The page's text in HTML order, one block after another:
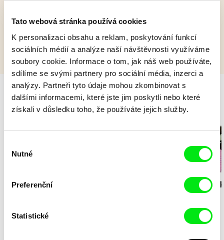
Tato webová stránka používá cookies
K personalizaci obsahu a reklam, poskytování funkcí
sociálních médií a analýze naší návštěvnosti využíváme
soubory cookie. Informace o tom, jak náš web používáte,
sdílíme se svými partnery pro sociální média, inzerci a
analýzy. Partneři tyto údaje mohou zkombinovat s
dalšími informacemi, které jste jim poskytli nebo které
získali v důsledku toho, že používáte jejich služby.
souhlasu
Nutné
Preferenční
Statistické
dispozici.
Milý tati - speciál
Diana Cam Van
Milý tati:
animace